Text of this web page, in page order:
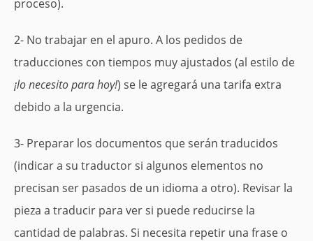
proceso).
2- No trabajar en el apuro. A los pedidos de
traducciones con tiempos muy ajustados (al estilo de
¡lo necesito para hoy!) se le agregará una tarifa extra
debido a la urgencia.
3- Preparar los documentos que serán traducidos
(indicar a su traductor si algunos elementos no
precisan ser pasados de un idioma a otro). Revisar la
pieza a traducir para ver si puede reducirse la
cantidad de palabras. Si necesita repetir una frase o